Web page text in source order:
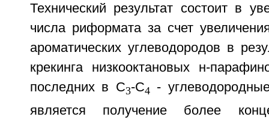
Технический результат состоит в
числа риформата за счет
ароматических углеводородов в
крекинга низкооктановых н-
последних в С3-С4 -
является получение более